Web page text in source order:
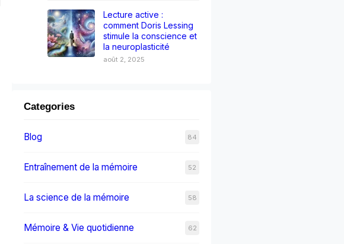
Lecture active :
comment Doris Lessing
stimule la conscience et
la neuroplasticité
août 2, 2025
Categories
Blog 84
Entraînement de la mémoire 52
La science de la mémoire 58
Mémoire & Vie quotidienne 62